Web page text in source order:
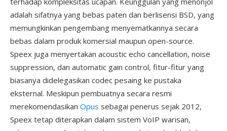
adalah sifatnya yang bebas paten dan berlisensi BSD, yang
memungkinkan pengembang menyematkannya secara
bebas dalam produk komersial maupun open-source.
Speex juga menyertakan acoustic echo cancellation, noise
suppression, dan automatic gain control, fitur-fitur yang
biasanya didelegasikan codec pesaing ke pustaka
eksternal. Meskipun pembuatnya secara resmi
merekomendasikan Opus sebagai penerus sejak 2012,
Speex tetap diterapkan dalam sistem VoIP warisan,